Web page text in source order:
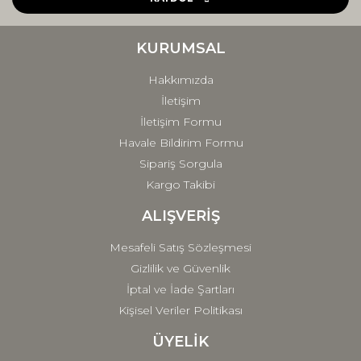
Ürün fiyatı diğer sitelerden daha pahalı.
Gönder
KURUMSAL
Hakkımızda
İletişim
İletişim Formu
Havale Bildirim Formu
Sipariş Sorgula
Kargo Takibi
ALIŞVERİŞ
Mesafeli Satış Sözleşmesi
Gizlilik ve Güvenlik
İptal ve İade Şartları
Kişisel Veriler Politikası
ÜYELİK